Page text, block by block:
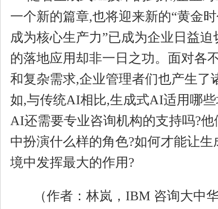
一个新的篇章,也将迎来新的“黄金
成为核心生产力”已成为企业日益
的落地应用却非一日之功。面对各
和复杂需求,企业管理者们也产生了
如,与传统AI相比,生成式AI适用哪
AI还需要专业咨询机构的支持吗?
中扮演什么样的角色?如何才能让
境中发挥最大的作用?
（作者：林岚，IBM 咨询大中